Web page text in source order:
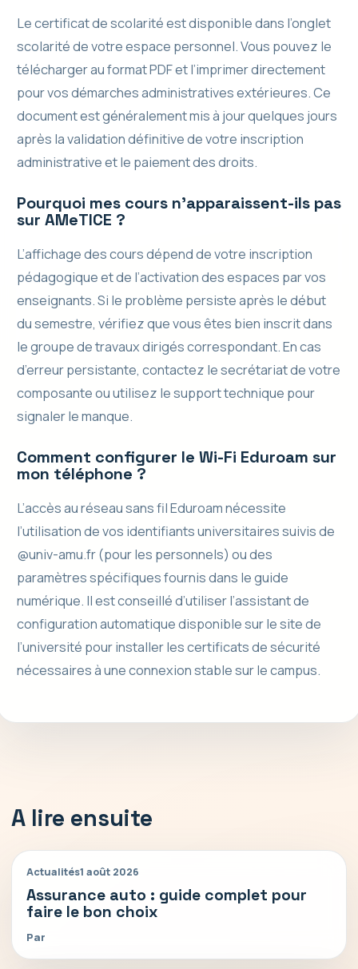
Le certificat de scolarité est disponible dans l’onglet
scolarité de votre espace personnel. Vous pouvez le
télécharger au format PDF et l’imprimer directement
pour vos démarches administratives extérieures. Ce
document est généralement mis à jour quelques jours
après la validation définitive de votre inscription
administrative et le paiement des droits.
Pourquoi mes cours n’apparaissent-ils pas
sur AMeTICE ?
L’affichage des cours dépend de votre inscription
pédagogique et de l’activation des espaces par vos
enseignants. Si le problème persiste après le début
du semestre, vérifiez que vous êtes bien inscrit dans
le groupe de travaux dirigés correspondant. En cas
d’erreur persistante, contactez le secrétariat de votre
composante ou utilisez le support technique pour
signaler le manque.
Comment configurer le Wi-Fi Eduroam sur
mon téléphone ?
L’accès au réseau sans fil Eduroam nécessite
l’utilisation de vos identifiants universitaires suivis de
@univ-amu.fr (pour les personnels) ou des
paramètres spécifiques fournis dans le guide
numérique. Il est conseillé d’utiliser l’assistant de
configuration automatique disponible sur le site de
l’université pour installer les certificats de sécurité
nécessaires à une connexion stable sur le campus.
A lire ensuite
Actualités1 août 2026
Assurance auto : guide complet pour
faire le bon choix
Par